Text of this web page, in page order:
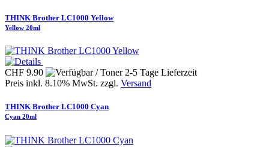
THINK Brother LC1000 Yellow
Yellow 20ml
CHF 9.90
Preis inkl. 8.10% MwSt. zzgl. Versand
THINK Brother LC1000 Cyan
Cyan 20ml